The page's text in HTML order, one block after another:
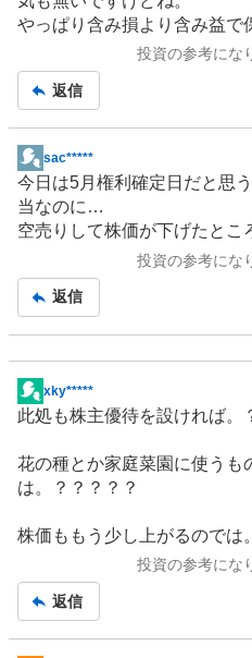
やっぱり含み損より含み益で
投資の参考にな
返信
掲
示
板
記
sac*****
今日は5月権利確定日だと思
当なのに…
空売りして株価が下げたとこ
投資の参考にな
返信
掲
示
記
事
xky*****
此処も株主優待を設ければ。
花の種とか家庭菜園に使うも
は。？？？？？
株価ももう少し上がるのでは
投資の参考にな
返信